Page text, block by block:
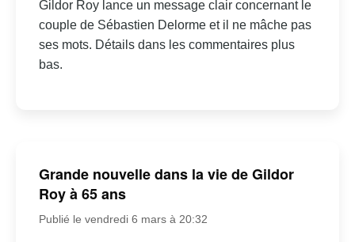
Gildor Roy lance un message clair concernant le
couple de Sébastien Delorme et il ne mâche pas
ses mots. Détails dans les commentaires plus
bas.
Grande nouvelle dans la vie de Gildor
Roy à 65 ans
Publié le vendredi 6 mars à 20:32